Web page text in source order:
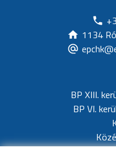
1134
BP XIII.
BP VI.